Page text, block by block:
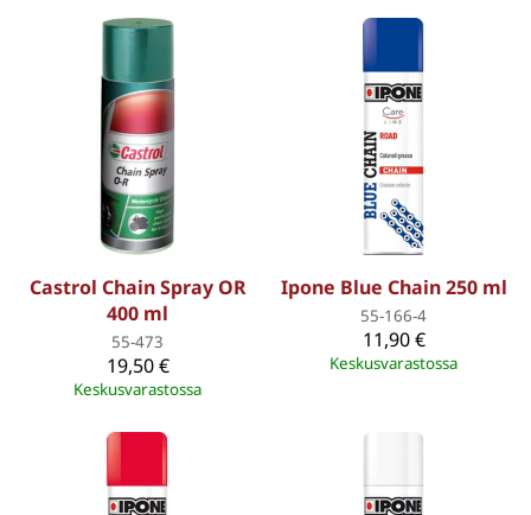
Castrol Chain Spray OR
400 ml
55-473
19,50 €
Keskusvarastossa
Ipone Blue Chain 250 ml
55-166-4
11,90 €
Keskusvarastossa